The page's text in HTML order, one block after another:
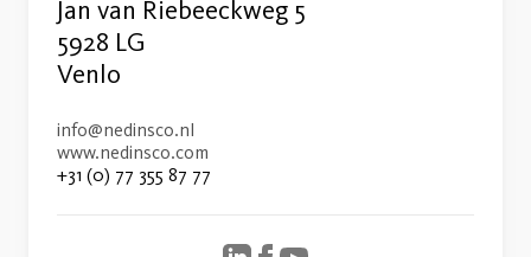
Jan van Riebeeckweg 5
5928 LG
Venlo
info@nedinsco.nl
www.nedinsco.com
+31 (0) 77 355 87 77